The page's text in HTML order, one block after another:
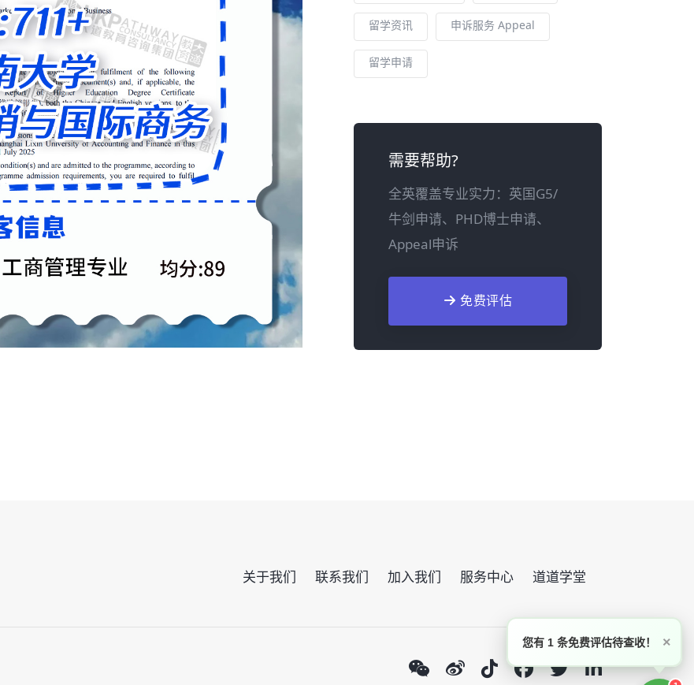
留学资讯 申诉服务 Appeal
留学申请
需要帮助?
全英覆盖专业实力：英国G5/
牛剑申请、PHD博士申请、
Appeal申诉
免费评估
关于我们 联系我们 加入我们 服务中心 道道学堂
×
您有 1 条免费评估待查收！